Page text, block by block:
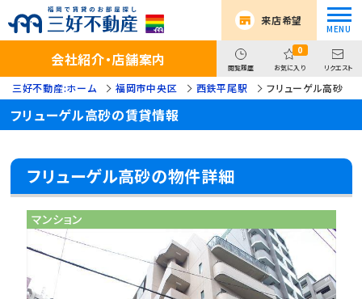
来店希望
会社紹介・店舗案内 閲覧履歴
0
お気に入り リクエスト
三好不動産:ホーム 福岡市中央区 西鉄平尾駅 フリューゲル高砂
フリューゲル高砂の賃貸情報
フリューゲル高砂の物件詳細
マンション